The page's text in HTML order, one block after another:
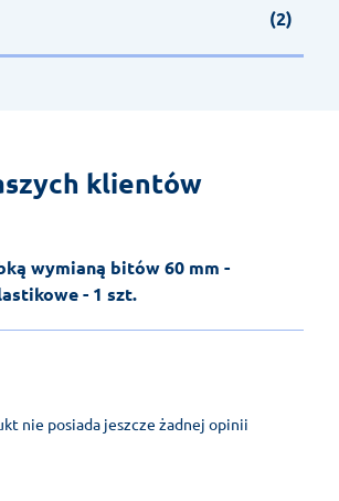
(2)
klientów
wymianą bitów 60 mm -
- 1 szt.
nie posiada jeszcze żadnej opinii